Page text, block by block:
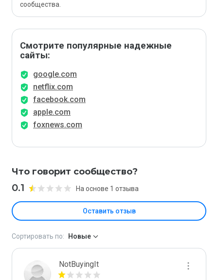
сообщества.
Смотрите популярные надежные
сайты:
google.com
netflix.com
facebook.com
apple.com
foxnews.com
Что говорит сообщество?
0.1 На основе 1 отзыва
Оставить отзыв
Сортировать по: Новые
NotBuyingIt